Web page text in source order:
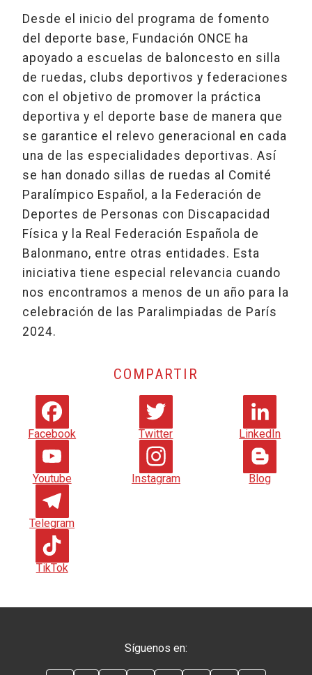
Desde el inicio del programa de fomento
del deporte base, Fundación ONCE ha
apoyado a escuelas de baloncesto en silla
de ruedas, clubs deportivos y federaciones
con el objetivo de promover la práctica
deportiva y el deporte base de manera que
se garantice el relevo generacional en cada
una de las especialidades deportivas. Así
se han donado sillas de ruedas al Comité
Paralímpico Español, a la Federación de
Deportes de Personas con Discapacidad
Física y la Real Federación Española de
Balonmano, entre otras entidades. Esta
iniciativa tiene especial relevancia cuando
nos encontramos a menos de un año para la
celebración de las Paralimpiadas de París
2024.
COMPARTIR
Facebook Twitter LinkedIn
Youtube Instagram Blog
Telegram
TikTok
Síguenos en: